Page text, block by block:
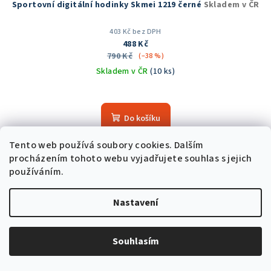
Tento web používá soubory cookies. Dalším
procházením tohoto webu vyjadřujete souhlas s jejich
používáním.
Nastavení
Souhlasím
Sportovní digitální hodinky Skmei 1219 černé Skladem v ČR
403 Kč bez DPH
488 Kč
790 Kč (–38 %)
Skladem v ČR(10 ks)
hodnocení
produktu
je
z
5
Do košíku
Akce